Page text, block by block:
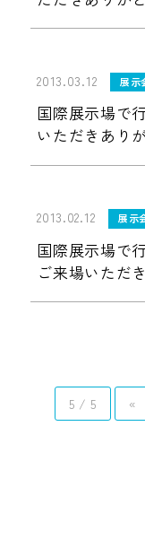
2013.03.12 展示
国際展示場で
いただきあり
2013.02.12 展示
国際展示場で
ご来場いただ
5 / 5 «